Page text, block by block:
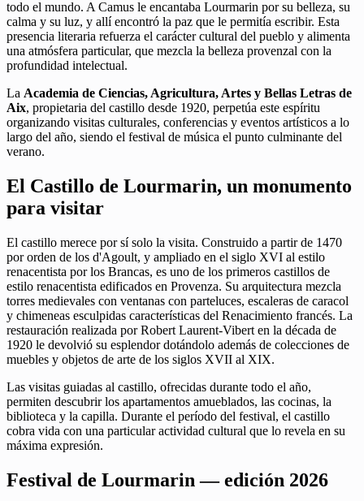
todo el mundo. A Camus le encantaba Lourmarin por su belleza, su
calma y su luz, y allí encontró la paz que le permitía escribir. Esta
presencia literaria refuerza el carácter cultural del pueblo y alimenta
una atmósfera particular, que mezcla la belleza provenzal con la
profundidad intelectual.
La Academia de Ciencias, Agricultura, Artes y Bellas Letras de
Aix, propietaria del castillo desde 1920, perpetúa este espíritu
organizando visitas culturales, conferencias y eventos artísticos a lo
largo del año, siendo el festival de música el punto culminante del
verano.
El Castillo de Lourmarin, un monumento
para visitar
El castillo merece por sí solo la visita. Construido a partir de 1470
por orden de los d'Agoult, y ampliado en el siglo XVI al estilo
renacentista por los Brancas, es uno de los primeros castillos de
estilo renacentista edificados en Provenza. Su arquitectura mezcla
torres medievales con ventanas con parteluces, escaleras de caracol
y chimeneas esculpidas características del Renacimiento francés. La
restauración realizada por Robert Laurent-Vibert en la década de
1920 le devolvió su esplendor dotándolo además de colecciones de
muebles y objetos de arte de los siglos XVII al XIX.
Las visitas guiadas al castillo, ofrecidas durante todo el año,
permiten descubrir los apartamentos amueblados, las cocinas, la
biblioteca y la capilla. Durante el período del festival, el castillo
cobra vida con una particular actividad cultural que lo revela en su
máxima expresión.
Festival de Lourmarin — edición 2026